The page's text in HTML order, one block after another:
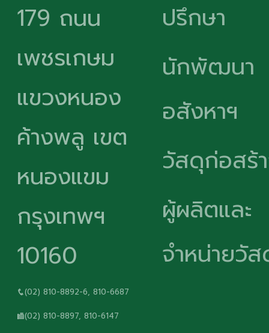
179 ถนน
เพชรเกษม
แขวงหนอง
ค้างพลู เขต
หนองแขม
กรุงเทพฯ
10160
(02) 810-8892-6, 810-6687
(02) 810-8897, 810-6147
ปรึกษา
นักพัฒนา
อสังหาฯ
วัสดุก่อสร้
ผู้ผลิตและ
จำหน่ายวั